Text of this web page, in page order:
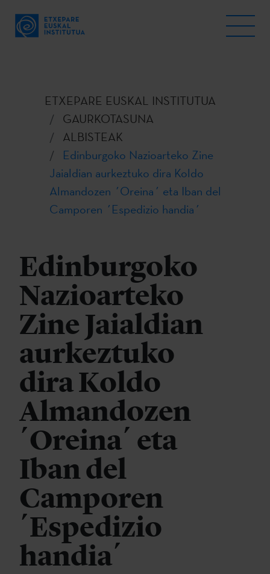
ETXEPARE EUSKAL INSTITUTUA
GAURKOTASUNA
ALBISTEAK
Edinburgoko Nazioarteko Zine
Jaialdian aurkeztuko dira Koldo
Almandozen ´Oreina´ eta Iban del
Camporen ´Espedizio handia´
Edinburgoko
Nazioarteko
Zine Jaialdian
aurkeztuko
dira Koldo
Almandozen
´Oreina´ eta
Iban del
Camporen
´Espedizio
handia´